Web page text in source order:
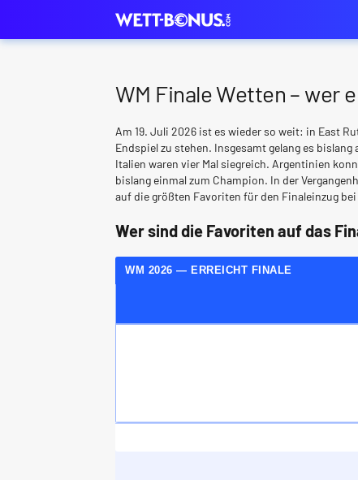
WM Finale Wetten – wer
Am 19. Juli 2026 ist es wieder so weit: in East
Endspiel zu stehen. Insgesamt gelang es
Italien waren vier Mal siegreich. Argentinien
bislang einmal zum Champion. In der
auf die größten Favoriten für den Finaleinzug
Wer sind die Favoriten auf das